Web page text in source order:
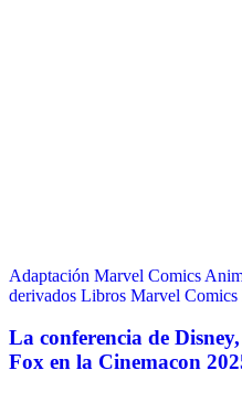
Adaptación Marvel Comics
derivados Libros Marvel Comics
La conferencia de
Fox en la Cinemacon